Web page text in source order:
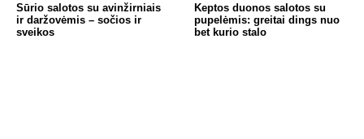
Sūrio salotos su avinžirniais
ir daržovėmis – sočios ir
sveikos
Keptos duonos salotos su
pupelėmis: greitai dings nuo
bet kurio stalo